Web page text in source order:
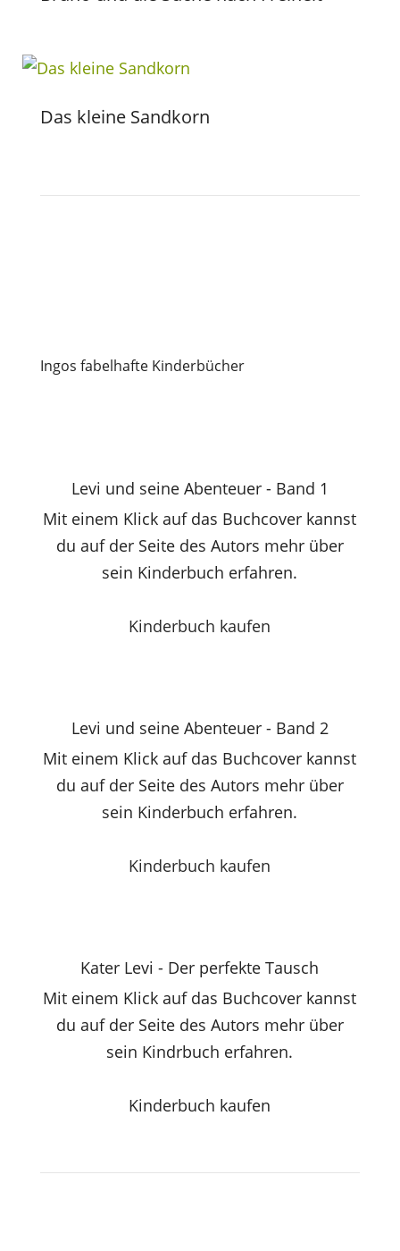
Das kleine Sandkorn
Ingos fabelhafte Kinderbücher
Levi und seine Abenteuer - Band 1
Mit einem Klick auf das Buchcover kannst
du auf der Seite des Autors mehr über
sein Kinderbuch erfahren.
Kinderbuch kaufen
Levi und seine Abenteuer - Band 2
Mit einem Klick auf das Buchcover kannst
du auf der Seite des Autors mehr über
sein Kinderbuch erfahren.
Kinderbuch kaufen
Kater Levi - Der perfekte Tausch
Mit einem Klick auf das Buchcover kannst
du auf der Seite des Autors mehr über
sein Kindrbuch erfahren.
Kinderbuch kaufen